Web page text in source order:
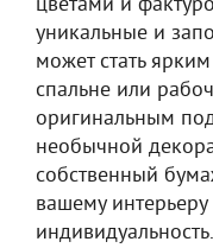
уникальные и
может стать
спальне или
оригинальным
необычной
собственный
вашему
индивидуальность.